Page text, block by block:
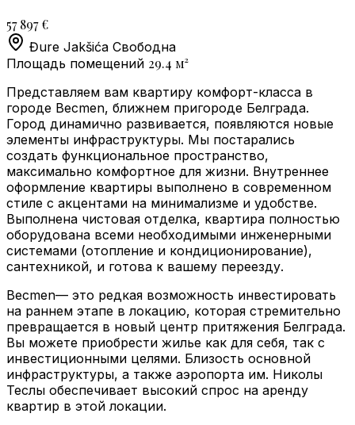
57 897 €
Đure Jakšića Свободна
Площадь помещений 29.4 м²
Представляем вам квартиру комфорт-класса в
городе Becmen, ближнем пригороде Белграда.
Город динамично развивается, появляются новые
элементы инфраструктуры. Мы постарались
создать функциональное пространство,
максимально комфортное для жизни. Внутреннее
оформление квартиры выполнено в современном
стиле с акцентами на минимализме и удобстве.
Выполнена чистовая отделка, квартира полностью
оборудована всеми необходимыми инженерными
системами (отопление и кондиционирование),
сантехникой, и готова к вашему переезду.
Becmen— это редкая возможность инвестировать
на раннем этапе в локацию, которая стремительно
превращается в новый центр притяжения Белграда.
Вы можете приобрести жилье как для себя, так с
инвестиционными целями. Близость основной
инфраструктуры, а также аэропорта им. Николы
Теслы обеспечивает высокий спрос на аренду
квартир в этой локации.